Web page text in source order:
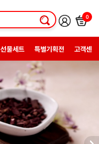
0
선물세트 특별기획전 고객센터